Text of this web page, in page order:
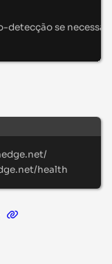
detecção se
health